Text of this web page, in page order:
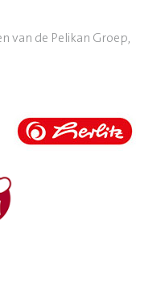
van de Pelikan Groep,